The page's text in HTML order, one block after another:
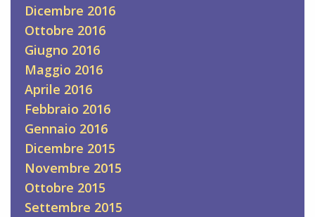
Dicembre 2016
Ottobre 2016
Giugno 2016
Maggio 2016
Aprile 2016
Febbraio 2016
Gennaio 2016
Dicembre 2015
Novembre 2015
Ottobre 2015
Settembre 2015